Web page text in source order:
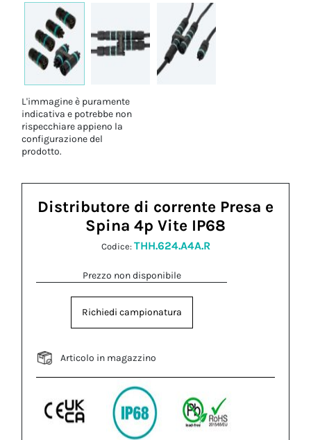
L'immagine è puramente
indicativa e potrebbe non
rispecchiare appieno la
configurazione del
prodotto.
Distributore di corrente Presa e
Spina 4p Vite IP68
Codice: THH.624.A4A.R
Prezzo non disponibile
Richiedi campionatura
Articolo in magazzino